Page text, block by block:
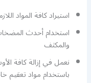
استيراد كافة المواد
استخدام أحدث
والمكثف
نعمل في إزالة كافة
باستخدام مواد تعقيم